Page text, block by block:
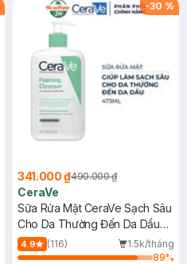
-30 %
341.000 ₫490.000 ₫
CeraVe
Sữa Rửa Mặt CeraVe Sạch Sâu
Cho Da Thường Đến Da Dầu
473ml
4.9 (116)
1.5k/tháng
89%